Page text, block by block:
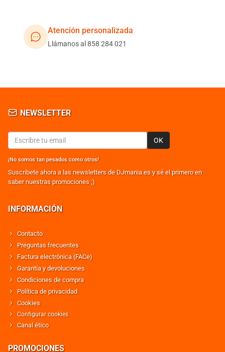
Atención personalizada
Llámanos al 858 284 021
NEWSLETTER
OK
¡No somos tan pesados como otros!
Suscribete ahora a las newsletters de DJmania.es y sé el primero en
saber nuestras promociones ;)
INFORMACIÓN
Contacto
Preguntas frecuentes
Factura electrónica (FACe)
Garantía y devoluciones
Condiciones de compra
Política de privacidad
Cookies
Configurar cookies
Canal ético
PROMOCIONES